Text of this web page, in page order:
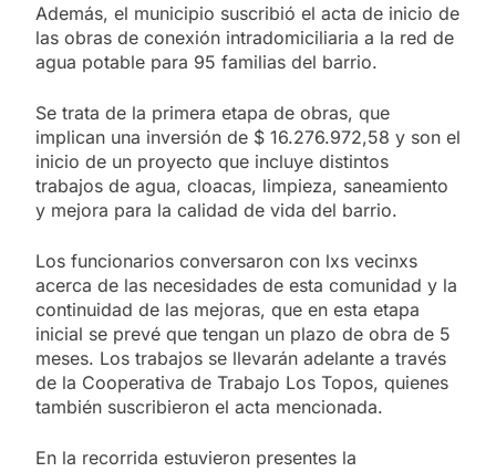
Además, el municipio suscribió el acta de inicio de
las obras de conexión intradomiciliaria a la red de
agua potable para 95 familias del barrio.
Se trata de la primera etapa de obras, que
implican una inversión de $ 16.276.972,58 y son el
inicio de un proyecto que incluye distintos
trabajos de agua, cloacas, limpieza, saneamiento
y mejora para la calidad de vida del barrio.
Los funcionarios conversaron con lxs vecinxs
acerca de las necesidades de esta comunidad y la
continuidad de las mejoras, que en esta etapa
inicial se prevé que tengan un plazo de obra de 5
meses. Los trabajos se llevarán adelante a través
de la Cooperativa de Trabajo Los Topos, quienes
también suscribieron el acta mencionada.
En la recorrida estuvieron presentes la